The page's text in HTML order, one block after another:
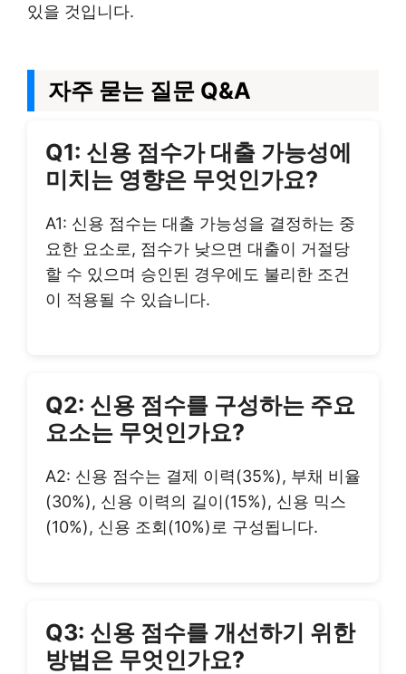
있을 것입니다.
자주 묻는 질문 Q&A
Q1: 신용 점수가 대출 가능성에
미치는 영향은 무엇인가요?
A1: 신용 점수는 대출 가능성을 결정하는 중
요한 요소로, 점수가 낮으면 대출이 거절당
할 수 있으며 승인된 경우에도 불리한 조건
이 적용될 수 있습니다.
Q2: 신용 점수를 구성하는 주요
요소는 무엇인가요?
A2: 신용 점수는 결제 이력(35%), 부채 비율
(30%), 신용 이력의 길이(15%), 신용 믹스
(10%), 신용 조회(10%)로 구성됩니다.
Q3: 신용 점수를 개선하기 위한
방법은 무엇인가요?